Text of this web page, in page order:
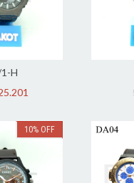
H
10% OFF